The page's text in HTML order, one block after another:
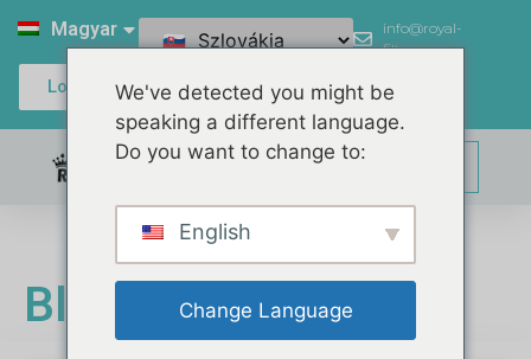
Magyar
info@royal-
filter.com
Login / Register
Blog
We've detected you might be
speaking a different language.
Do you want to change to:
English
Change Language